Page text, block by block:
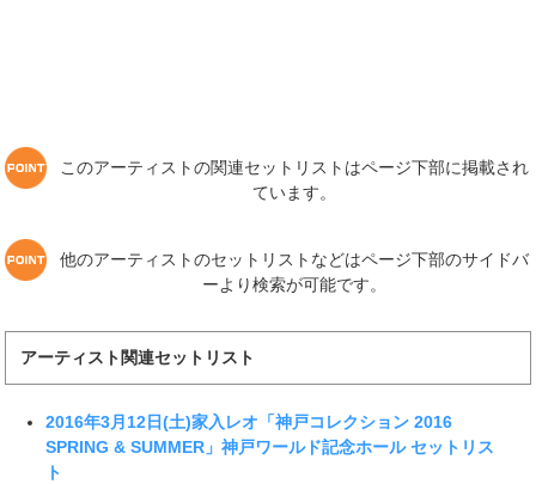
このアーティストの関連セットリストはページ下部に掲載され
ています。
他のアーティストのセットリストなどはページ下部のサイドバ
ーより検索が可能です。
アーティスト関連セットリスト
2016年3月12日(土)家入レオ「神戸コレクション 2016
SPRING & SUMMER」神戸ワールド記念ホール セットリス
ト